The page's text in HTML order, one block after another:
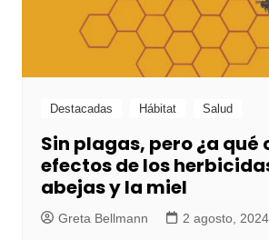
Destacadas Hábitat Salud
Sin plagas, pero ¿a qué
efectos de los
abejas y la miel
Greta Bellmann 2 agosto, 2024